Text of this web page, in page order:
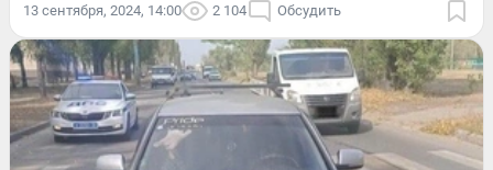
13 сентября, 2024, 14:00 2 104 Обсудить